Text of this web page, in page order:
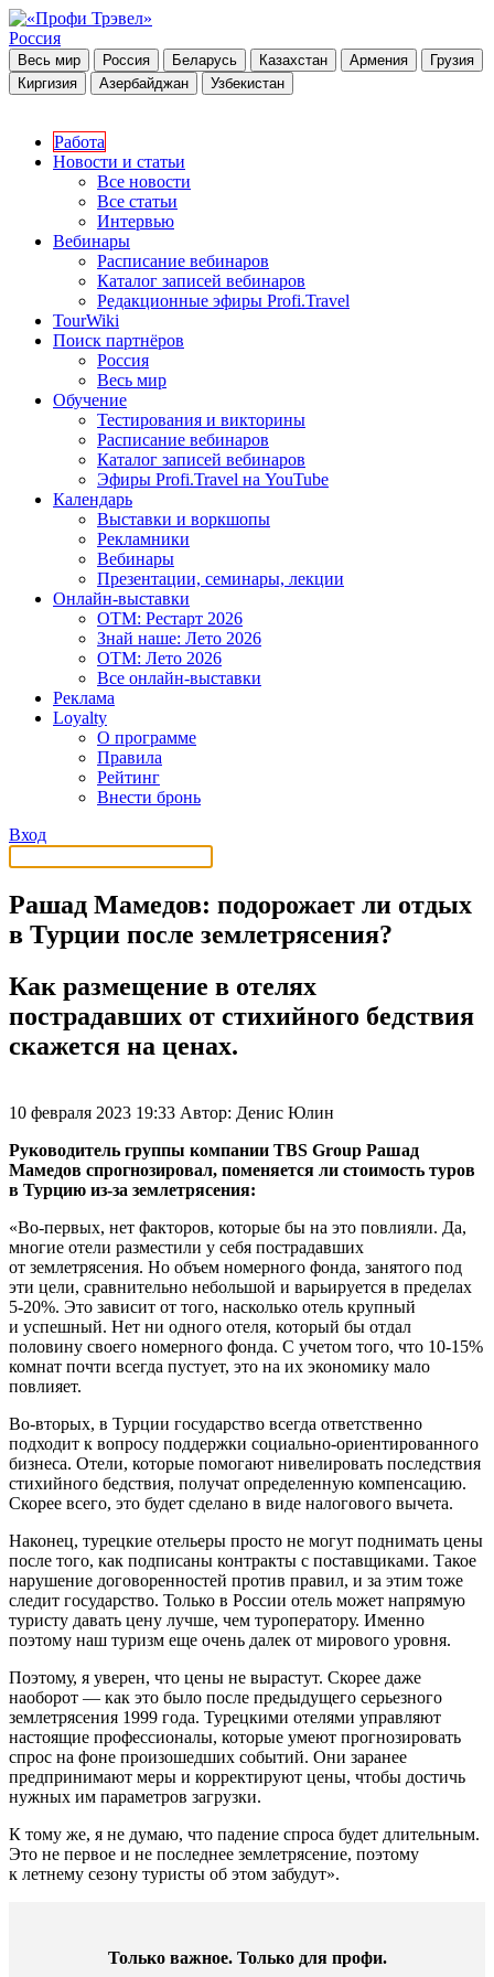
Россия
Весь мир Россия Беларусь Казахстан Армения
Грузия
Киргизия
Азербайджан Узбекистан
Работа
Новости и статьи
Все новости
Все статьи
Интервью
Вебинары
Расписание вебинаров
Каталог записей вебинаров
Редакционные эфиры Profi.Travel
TourWiki
Поиск партнёров
Россия
Весь мир
Обучение
Тестирования и викторины
Расписание вебинаров
Каталог записей вебинаров
Эфиры Profi.Travel на YouTube
Календарь
Выставки и воркшопы
Рекламники
Вебинары
Презентации, семинары, лекции
Онлайн-выставки
OTM: Рестарт 2026
Знай наше: Лето 2026
OTM: Лето 2026
Все онлайн-выставки
Реклама
Loyalty
О программе
Правила
Рейтинг
Внести бронь
Вход
Рашад Мамедов: подорожает ли отдых
в Турции после землетрясения?
Как размещение в отелях
пострадавших от стихийного бедствия
скажется на ценах.
10 февраля 2023 19:33 Автор: Денис Юлин
Руководитель группы компании TBS Group Рашад
Мамедов спрогнозировал, поменяется ли стоимость туров
в Турцию из-за землетрясения:
«Во-первых, нет факторов, которые бы на это повлияли. Да,
многие отели разместили у себя пострадавших
от землетрясения. Но объем номерного фонда, занятого под
эти цели, сравнительно небольшой и варьируется в пределах
5-20%. Это зависит от того, насколько отель крупный
и успешный. Нет ни одного отеля, который бы отдал
половину своего номерного фонда. С учетом того, что 10-15%
комнат почти всегда пустует, это на их экономику мало
повлияет.
Во-вторых, в Турции государство всегда ответственно
подходит к вопросу поддержки социально-ориентированного
бизнеса. Отели, которые помогают нивелировать последствия
стихийного бедствия, получат определенную компенсацию.
Скорее всего, это будет сделано в виде налогового вычета.
Наконец, турецкие отельеры просто не могут поднимать цены
после того, как подписаны контракты с поставщиками. Такое
нарушение договоренностей против правил, и за этим тоже
следит государство. Только в России отель может напрямую
туристу давать цену лучше, чем туроператору. Именно
поэтому наш туризм еще очень далек от мирового уровня.
Поэтому, я уверен, что цены не вырастут. Скорее даже
наоборот — как это было после предыдущего серьезного
землетрясения 1999 года. Турецкими отелями управляют
настоящие профессионалы, которые умеют прогнозировать
спрос на фоне произошедших событий. Они заранее
предпринимают меры и корректируют цены, чтобы достичь
нужных им параметров загрузки.
К тому же, я не думаю, что падение спроса будет длительным.
Это не первое и не последнее землетрясение, поэтому
к летнему сезону туристы об этом забудут».
Только важное. Только для профи.​